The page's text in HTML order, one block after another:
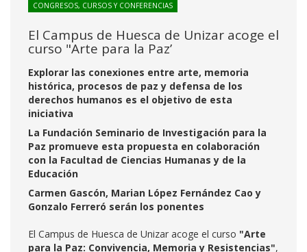
CONGRESOS, CURSOS Y CONFERENCIAS
El Campus de Huesca de Unizar acoge el
curso "Arte para la Paz’
Explorar las conexiones entre arte, memoria
histórica, procesos de paz y defensa de los
derechos humanos es el objetivo de esta
iniciativa
La Fundación Seminario de Investigación para la
Paz promueve esta propuesta en colaboración
con la Facultad de Ciencias Humanas y de la
Educación
Carmen Gascón, Marian López Fernández Cao y
Gonzalo Ferreró serán los ponentes
El Campus de Huesca de Unizar acoge el curso "Arte
para la Paz: Convivencia, Memoria y Resistencias",